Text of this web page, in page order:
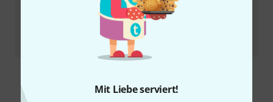
Mit Liebe serviert!
Silent Brass Cable (old)
3
Sofort lieferbar
Kostenloser Versand ab 29 €
Alle Preise inkl. MwSt.